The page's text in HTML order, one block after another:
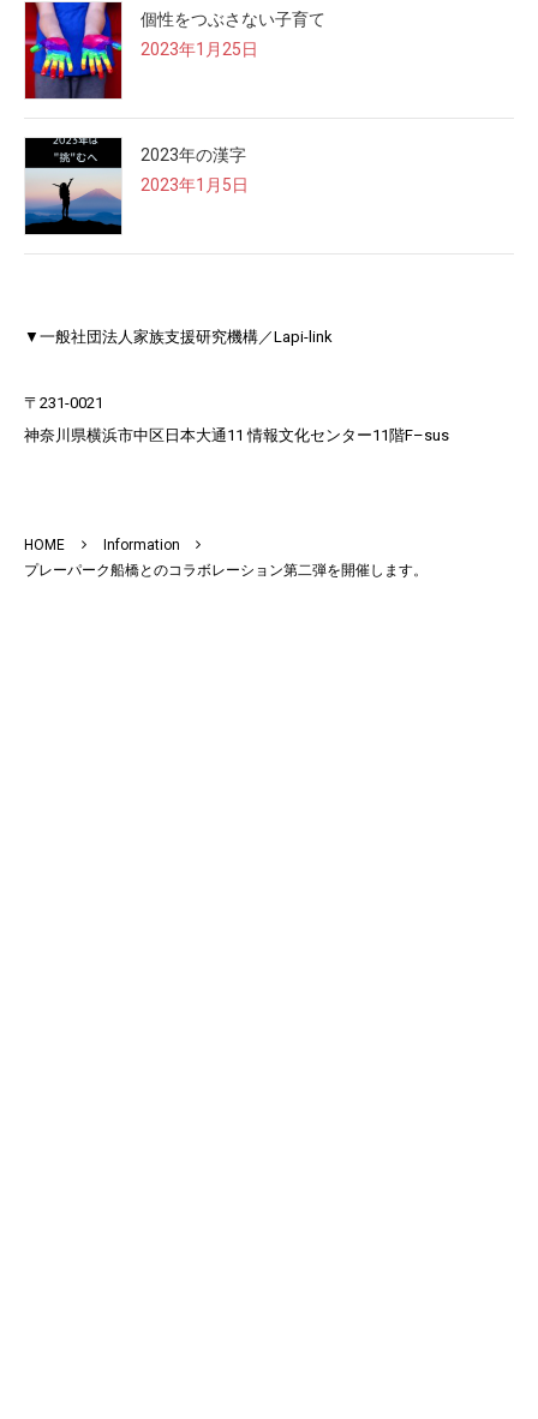
個性をつぶさない子育て
2023年1月25日
2023年の漢字
2023年1月5日
▼一般社団法人家族支援研究機構／Lapi-link
〒231-0021​
神奈川県横浜市中区日本大通11 情報文化センター11階F–sus​
HOME
Information
プレーパーク船橋とのコラボレーション第二弾を開催します。